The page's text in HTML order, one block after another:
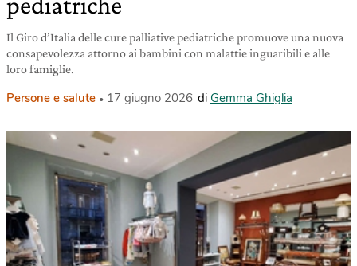
Il Giro d’Italia delle cure palliative pediatriche promuove una nuova
consapevolezza attorno ai bambini con malattie inguaribili e alle
loro famiglie.
Persone e salute 17 giugno 2026 di Gemma Ghiglia